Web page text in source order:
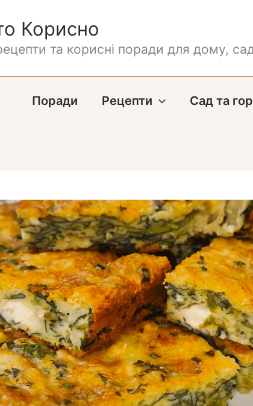
Корисно
та корисні поради для дому,
Поради Рецепти Сад та